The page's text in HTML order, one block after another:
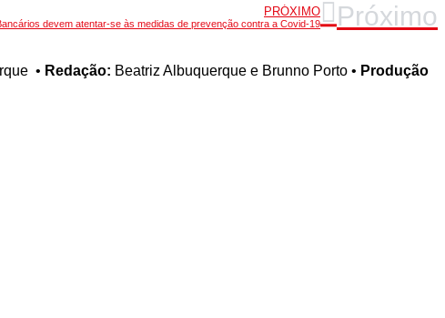
PRÓXIMO
devem atentar-se às medidas de prevenção contra a Covid-19 Próximo
• Redação: Beatriz Albuquerque e Brunno Porto • Produção